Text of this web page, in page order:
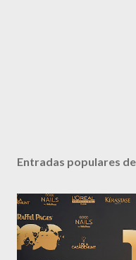
Entradas populares